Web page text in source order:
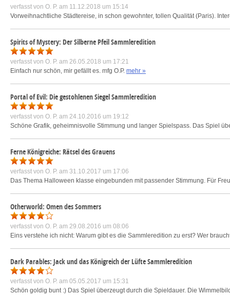
verfasst von O. P. am 11.12.2018 um 15:14
Vorweihnachtliche Städtereise, in schon gewohnter, tollen Qualität (Paris).
Spirits of Mystery: Der Silberne Pfeil Sammleredition
verfasst von O. P. am 26.05.2018 um 17:21
Einfach nur schön, mir gefällt es. mfg O.P. mehr »
Portal of Evil: Die gestohlenen Siegel Sammleredition
verfasst von O. P. am 24.10.2016 um 19:12
Schöne Grafik, geheimnisvolle Stimmung und langer Spielspass. Das Spiel
Ferne Königreiche: Rätsel des Grauens
verfasst von O. P. am 31.10.2017 um 17:06
Das Thema Halloween klasse eingebunden mit passender Stimmung. Für
Otherworld: Omen des Sommers
verfasst von O. P. am 29.08.2016 um 08:06
Eins verstehe ich nicht: Warum gibt es die Sammleredition zu erst? Wer
Dark Parables: Jack und das Königreich der Lüfte Sammleredition
verfasst von O. P. am 05.05.2017 um 15:31
Schön goldig bunt :) Das Spiel überzeugt durch die Spieldauer. Die